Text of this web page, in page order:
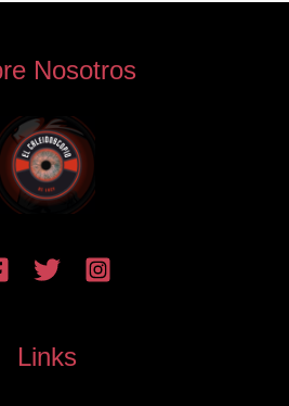
Nosotros
Links